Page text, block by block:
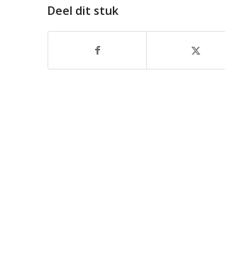
Deel dit stuk